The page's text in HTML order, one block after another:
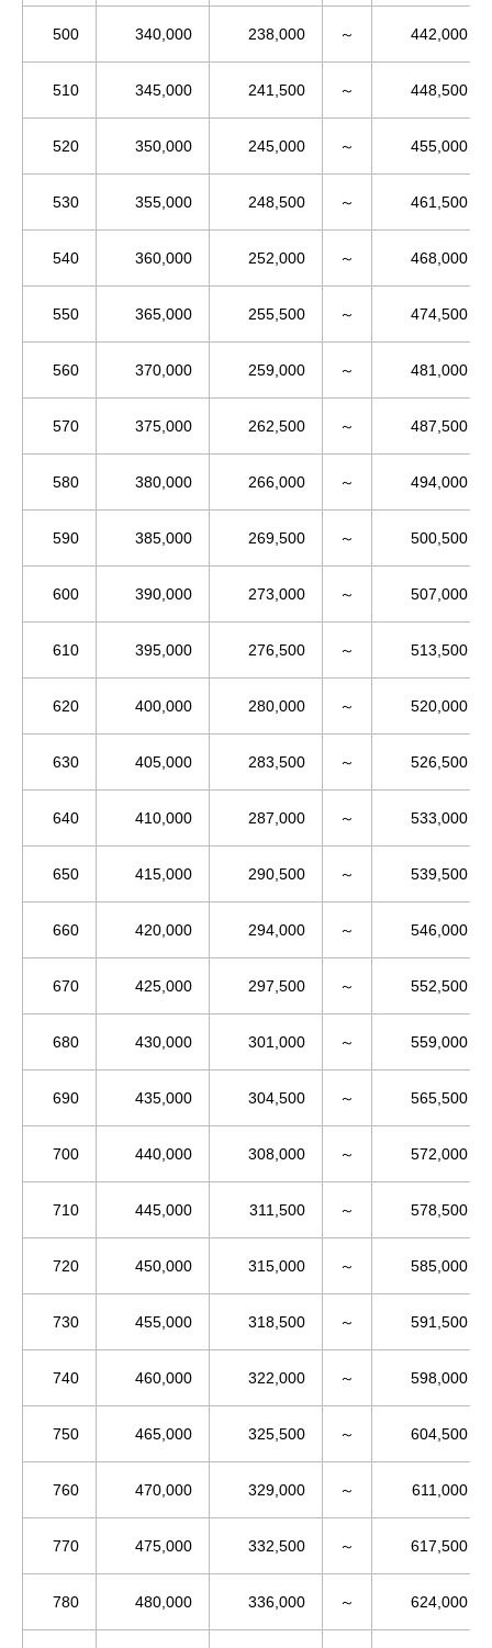
500 340,000 238,000 ～ 442,000
510 345,000 241,500 ～ 448,500
520 350,000 245,000 ～ 455,000
530 355,000 248,500 ～ 461,500
540 360,000 252,000 ～ 468,000
550 365,000 255,500 ～ 474,500
560 370,000 259,000 ～ 481,000
570 375,000 262,500 ～ 487,500
580 380,000 266,000 ～ 494,000
590 385,000 269,500 ～ 500,500
600 390,000 273,000 ～ 507,000
610 395,000 276,500 ～ 513,500
620 400,000 280,000 ～ 520,000
630 405,000 283,500 ～ 526,500
640 410,000 287,000 ～ 533,000
650 415,000 290,500 ～ 539,500
660 420,000 294,000 ～ 546,000
670 425,000 297,500 ～ 552,500
680 430,000 301,000 ～ 559,000
690 435,000 304,500 ～ 565,500
700 440,000 308,000 ～ 572,000
710 445,000 311,500 ～ 578,500
720 450,000 315,000 ～ 585,000
730 455,000 318,500 ～ 591,500
740 460,000 322,000 ～ 598,000
750 465,000 325,500 ～ 604,500
760 470,000 329,000 ～ 611,000
770 475,000 332,500 ～ 617,500
780 480,000 336,000 ～ 624,000